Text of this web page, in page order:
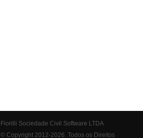
Fiorilli Sociedade Civil Software LTDA
© Copyright 2012-2026. Todos os Direitos